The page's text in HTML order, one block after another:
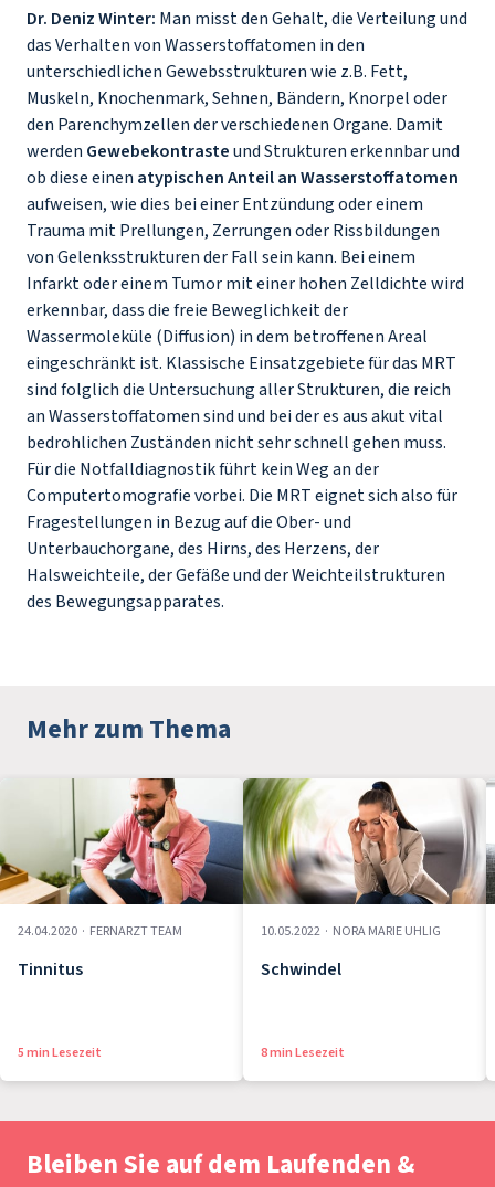
Dr. Deniz Winter: Man misst den Gehalt, die Verteilung und
das Verhalten von Wasserstoffatomen in den
unterschiedlichen Gewebsstrukturen wie z.B. Fett,
Muskeln, Knochenmark, Sehnen, Bändern, Knorpel oder
den Parenchymzellen der verschiedenen Organe. Damit
werden Gewebekontrasteund Strukturen erkennbar und
ob diese einen atypischen Anteil an Wasserstoffatomen
aufweisen, wie dies bei einer Entzündung oder einem
Trauma mit Prellungen, Zerrungen oder Rissbildungen
von Gelenksstrukturen der Fall sein kann. Bei einem
Infarkt oder einem Tumor mit einer hohen Zelldichte wird
erkennbar, dass die freie Beweglichkeit der
Wassermoleküle (Diffusion) in dem betroffenen Areal
eingeschränkt ist. Klassische Einsatzgebiete für das MRT
sind folglich die Untersuchung aller Strukturen, die reich
an Wasserstoffatomen sind und bei der es aus akut vital
bedrohlichen Zuständen nicht sehr schnell gehen muss.
Für die Notfalldiagnostik führt kein Weg an der
Computertomografie vorbei. Die MRT eignet sich also für
Fragestellungen in Bezug auf die Ober- und
Unterbauchorgane, des Hirns, des Herzens, der
Halsweichteile, der Gefäße und der Weichteilstrukturen
des Bewegungsapparates.
Mehr zum Thema
24.04.2020 · FERNARZT TEAM
Tinnitus
5 min Lesezeit
10.05.2022 · NORA MARIE UHLIG
Schwindel
8 min Lesezeit
Bleiben Sie auf dem Laufenden &